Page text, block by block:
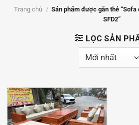
Trang chủ / Sản phẩm được gắn thẻ
SFD2”
LỌC SẢN